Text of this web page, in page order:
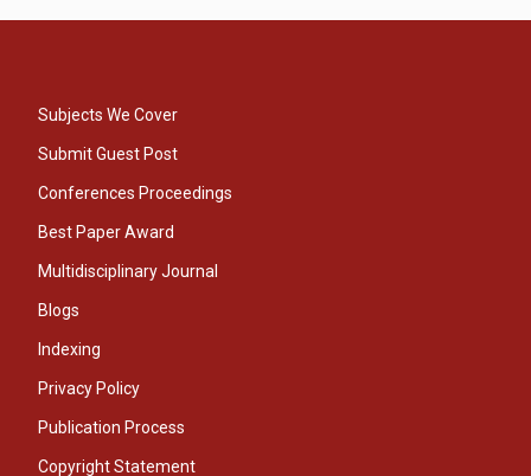
Subjects We Cover
Submit Guest Post
Conferences Proceedings
Best Paper Award
Multidisciplinary Journal
Blogs
Indexing
Privacy Policy
Publication Process
Copyright Statement